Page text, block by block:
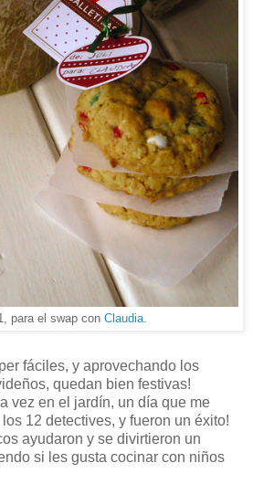
para el swap con Claudia.
fáciles, y aprovechando los
quedan bien festivas!
vez en el jardín, un día que me
12 detectives, y fueron un éxito!
ayudaron y se divirtieron un
si les gusta cocinar con niños